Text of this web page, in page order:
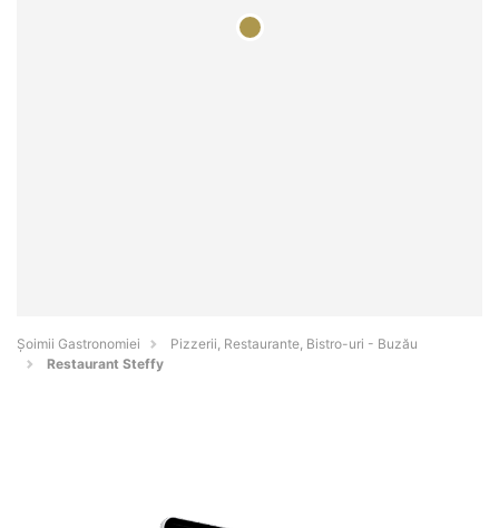
Șoimii Gastronomiei
Pizzerii, Restaurante, Bistro-uri - Buzău
Restaurant Steffy